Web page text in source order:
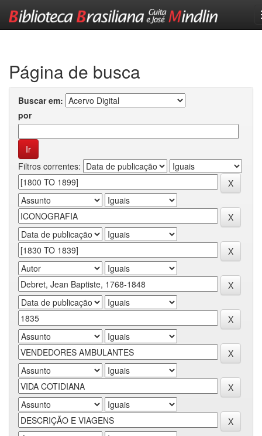
Página de busca
Buscar em:
por
Filtros correntes: